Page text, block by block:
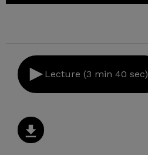
Lecture (3 min 40 sec)